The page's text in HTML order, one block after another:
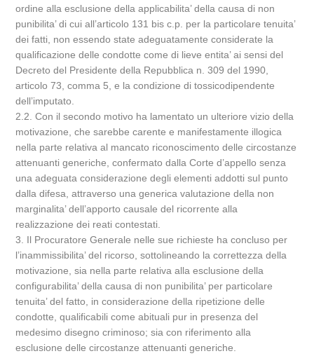
ordine alla esclusione della applicabilita’ della causa di non
punibilita’ di cui all’articolo 131 bis c.p. per la particolare tenuita’
dei fatti, non essendo state adeguatamente considerate la
qualificazione delle condotte come di lieve entita’ ai sensi del
Decreto del Presidente della Repubblica n. 309 del 1990,
articolo 73, comma 5, e la condizione di tossicodipendente
dell’imputato.
2.2. Con il secondo motivo ha lamentato un ulteriore vizio della
motivazione, che sarebbe carente e manifestamente illogica
nella parte relativa al mancato riconoscimento delle circostanze
attenuanti generiche, confermato dalla Corte d’appello senza
una adeguata considerazione degli elementi addotti sul punto
dalla difesa, attraverso una generica valutazione della non
marginalita’ dell’apporto causale del ricorrente alla
realizzazione dei reati contestati.
3. Il Procuratore Generale nelle sue richieste ha concluso per
l’inammissibilita’ del ricorso, sottolineando la correttezza della
motivazione, sia nella parte relativa alla esclusione della
configurabilita’ della causa di non punibilita’ per particolare
tenuita’ del fatto, in considerazione della ripetizione delle
condotte, qualificabili come abituali pur in presenza del
medesimo disegno criminoso; sia con riferimento alla
esclusione delle circostanze attenuanti generiche.